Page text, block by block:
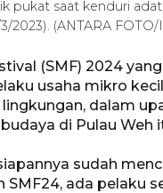
pukat saat kenduri
2023). (ANTARA
(SMF) 2024
usaha mikro
dalam
di Pulau Weh
sudah
ada pelaku